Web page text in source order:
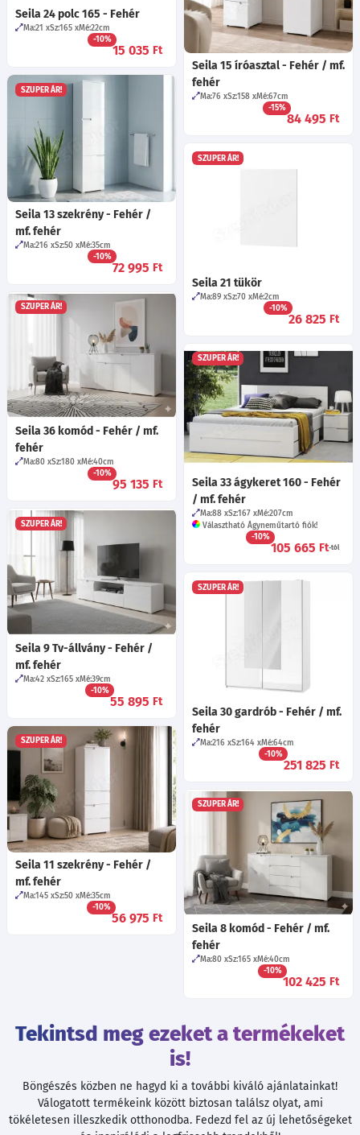
Seila 24 polc 165 - Fehér
Ma:21 Sz:165 Mé:22cm
-10%
15 035 Ft
Seila 15 íróasztal - Fehér / mf.
fehér
Ma:76 Sz:158 Mé:67cm
-15%
84 495 Ft
SZUPER ÁR!
Seila 13 szekrény - Fehér /
mf. fehér
Ma:216 Sz:50 Mé:35cm
-10%
72 995 Ft
SZUPER ÁR!
Seila 21 tükör
Ma:89 Sz:70 Mé:2cm
-10%
26 825 Ft
SZUPER ÁR!
Seila 36 komód - Fehér / mf.
fehér
Ma:80 Sz:180 Mé:40cm
-10%
95 135 Ft
SZUPER ÁR!
Seila 33 ágykeret 160 - Fehér
/ mf. fehér
Ma:88 Sz:167 Mé:207cm
Választható Ágyneműtartó fiók!
-10%
105 665 Ft-tól
SZUPER ÁR!
Seila 9 Tv-állvány - Fehér /
mf. fehér
Ma:42 Sz:165 Mé:39cm
-10%
55 895 Ft
SZUPER ÁR!
Seila 30 gardrób - Fehér / mf.
fehér
Ma:216 Sz:164 Mé:64cm
-10%
251 825 Ft
SZUPER ÁR!
Seila 11 szekrény - Fehér /
mf. fehér
Ma:145 Sz:50 Mé:35cm
-10%
56 975 Ft
SZUPER ÁR!
Seila 8 komód - Fehér / mf.
fehér
Ma:80 Sz:165 Mé:40cm
-10%
102 425 Ft
Tekintsd meg ezeket a termékeket
is!
Böngészés közben ne hagyd ki a további kiváló ajánlatainkat!
Válogatott termékeink között biztosan találsz olyat, ami
tökéletesen illeszkedik otthonodba. Fedezd fel az új lehetőségeket